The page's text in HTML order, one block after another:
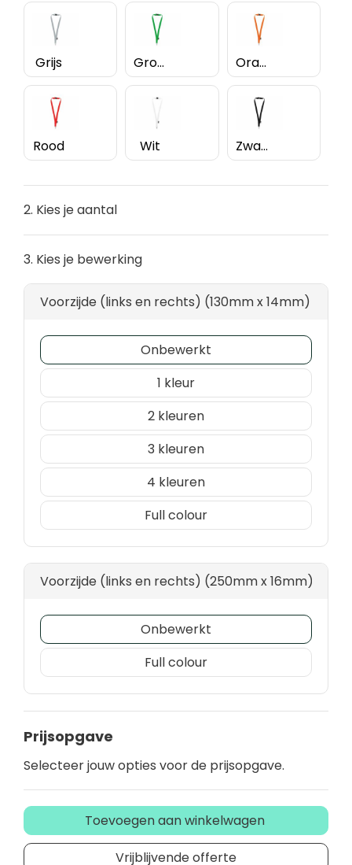
Grijs Groen Oranje
Rood Wit Zwart
2. Kies je aantal
3. Kies je bewerking
Voorzijde (links en rechts) (130mm x 14mm)
Onbewerkt
1
2
3
4
Full colour
Voorzijde (links en rechts) (250mm x 16mm)
Onbewerkt
Full colour
Prijsopgave
Selecteer jouw opties voor de prijsopgave.
Toevoegen aan winkelwagen
Vrijblijvende offerte